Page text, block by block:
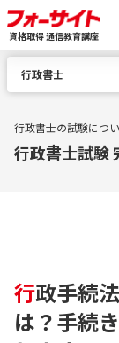
資格取得 通信教育講座
行政書士の試験につ
行政書士試験
行政手続
は？手続
行政書士